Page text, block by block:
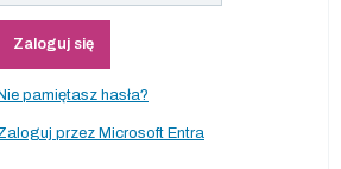
Zaloguj się
Nie pamiętasz hasła?
przez Microsoft Entra